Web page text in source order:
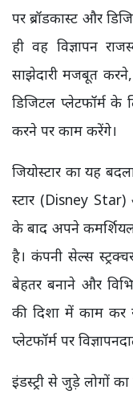
पर ब्रॉडकास्ट और
ही वह विज्ञापन
साझेदारी मजबूत करने,
डिजिटल प्लेटफॉर्म के
करने पर काम करेंगे।
जियोस्टार का यह
स्टार (Disney
के बाद अपने
है। कंपनी सेल्स
बेहतर बनाने और
की दिशा में काम कर
प्लेटफॉर्म पर
इंडस्ट्री से जुड़े लोगों